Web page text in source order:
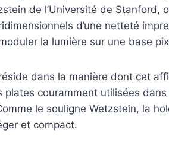
de l’Université de Stanford,
d’une netteté
la lumière sur une base
dans la manière dont cet
plates couramment utilisées
le souligne Wetzstein, la
et compact.